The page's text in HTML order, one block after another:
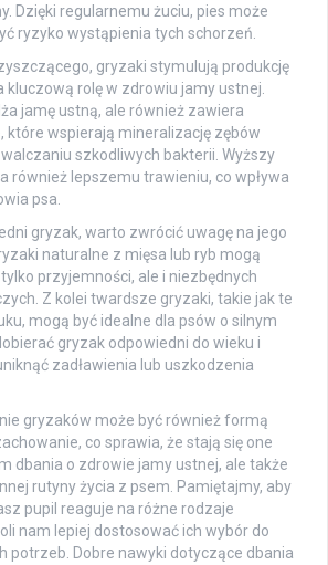
Dzięki regularnemu żuciu, pies może
ryzyko wystąpienia tych schorzeń.
gryzaki stymulują produkcję
kluczową rolę w zdrowiu jamy ustnej.
jamę ustną, ale również zawiera
które wspierają mineralizację zębów
szkodliwych bakterii. Wyższy
również lepszemu trawieniu, co wpływa
psa.
gryzak, warto zwrócić uwagę na jego
naturalne z mięsa lub ryb mogą
przyjemności, ale i niezbędnych
Z kolei twardsze gryzaki, takie jak te
mogą być idealne dla psów o silnym
gryzak odpowiedni do wieku i
zadławienia lub uszkodzenia
gryzaków może być również formą
co sprawia, że stają się one
dbania o zdrowie jamy ustnej, ale także
rutyny życia z psem. Pamiętajmy, aby
pupil reaguje na różne rodzaje
nam lepiej dostosować ich wybór do
potrzeb. Dobre nawyki dotyczące dbania